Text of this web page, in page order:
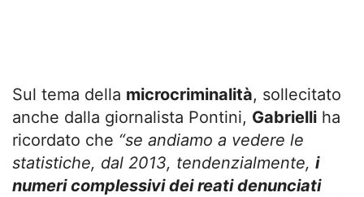
Sul tema della microcriminalità, sollecitato
anche dalla giornalista Pontini, Gabrielli ha
ricordato che “se andiamo a vedere le
statistiche, dal 2013, tendenzialmente, i
numeri complessivi dei reati denunciati